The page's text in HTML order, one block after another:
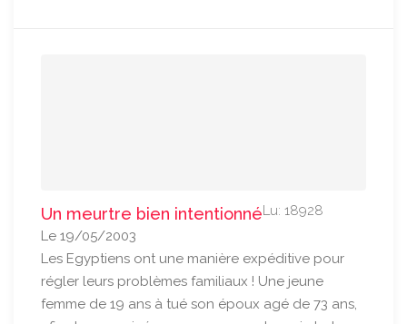
Un meurtre bien intentionnéLu: 18928
Le 19/05/2003
Les Egyptiens ont une manière expéditive pour
régler leurs problèmes familiaux ! Une jeune
femme de 19 ans à tué son époux agé de 73 ans,